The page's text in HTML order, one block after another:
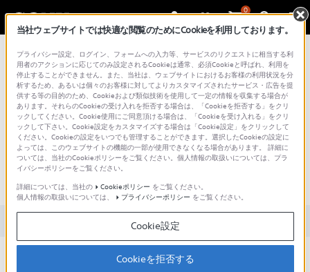
0
総合サポート・お問い合わせ
文書番号 : 00240546 / 最終更新日 : 2024/09/09
［Imaging Edge Mobile］アプリか
らカメラのメモリーカードにある
画像を削除できますか。
対象製品カテゴリー・製品
Imaging Edge Mobileアプリからの画像削除は一部のカメラのみ対
当社ウェブサイトでは快適な閲覧のためにCookieを利用しております。
プライバシー設定、ログイン、フォームへの入力等、サービスのリクエストに相当する利
用者のアクションに応じてのみ設定されるCookieは通常、必須Cookieと呼ばれ、利用を
停止することができません。また、当社は、ウェブサイトにおけるお客様の利用状況を分
析するため、あるいは個々のお客様に対してよりカスタマイズされたサービス・広告を提
供する等の目的のため、Cookieおよび類似技術を使用して一定の情報を収集する場合が
あります。それらのCookieの受け入れを拒否する場合は、「Cookieを拒否する」をクリ
ックしてください。Cookie使用にご同意頂ける場合は、「Cookieを受け入れる」をクリ
ックして下さい。Cookie設定をカスタマイズする場合は「Cookie設定」をクリックして
ください。Cookieの設定をいつでも管理することができます。選択したCookieの設定に
よっては、このウェブサイトの機能の一部が使用できなくなる場合があります。 詳細に
ついては、当社のCookieポリシーをご覧ください。個人情報の取扱いについては、プラ
イバシーポリシーをご覧ください。
詳細については、当社の
Cookieポリシー をご覧ください。
個人情報の取扱いについては、
プライバシーポリシー をご覧ください。
Cookie設定
Cookieを拒否する